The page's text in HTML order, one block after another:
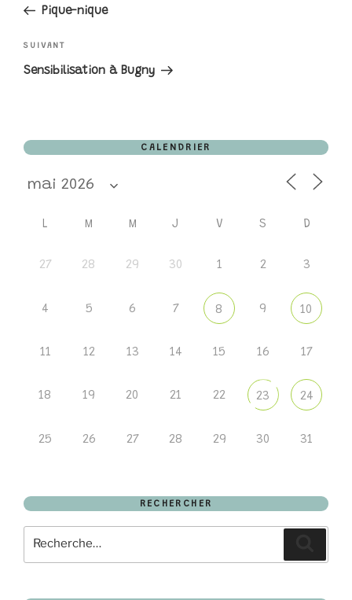
DE
L’ARTICLE
précédent
Pique-nique
Article
suivant
SUIVANT
Sensibilisation à Bugny
CALENDRIER
L M M J V S D
27 28 29 30 1 2 3
4 5 6 7 8 9 10
11 12 13 14 15 16 17
18 19 20 21 22 23 24
25 26 27 28 29 30 31
RECHERCHER